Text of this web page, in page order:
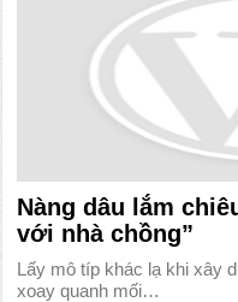
Nàng dâu lắm
với nhà chồng”
Lấy mô típ khác lạ khi xây
xoay quanh mối…